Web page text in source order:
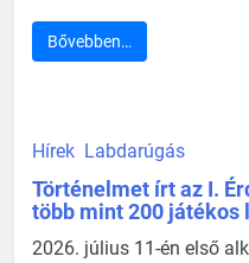
Bővebben…
Hírek Labdarúgás
Történelmet írt az I.
több mint 200 játékos
2026. július 11-én első